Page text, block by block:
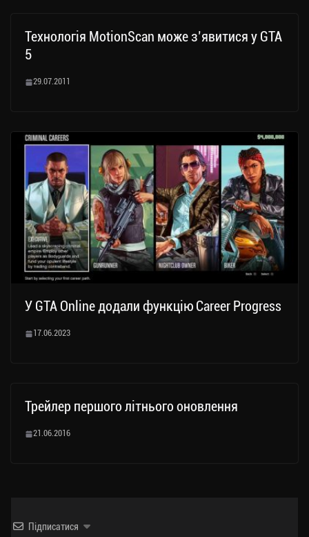
Технологія MotionScan може з’явитися у GTA
5
29.07.2011
У GTA Online додали функцію Career Progress
17.06.2023
Трейлер першого літнього оновлення
21.06.2016
Підписатися